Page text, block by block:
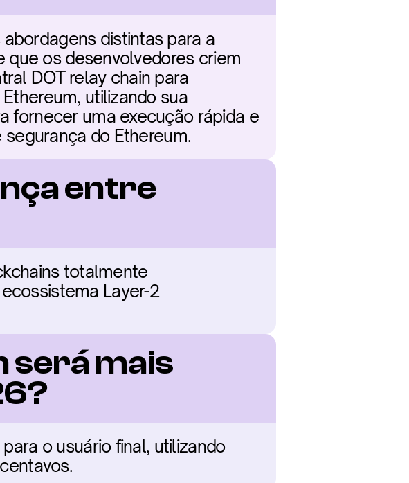
distintas para a
que os desenvolvedores criem
DOT relay chain para
utilizando sua
fornecer uma execução rápida e
do Ethereum.
entre
totalmente
Layer-2
será mais
o usuário final, utilizando